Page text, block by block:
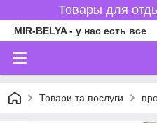
Товары для
MIR-BELYA - у нас есть все
Товари та послуги